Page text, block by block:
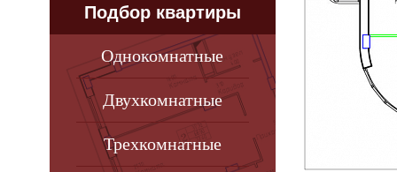
Подбор квартиры
Однокомнатные
Двухкомнатные
Трехкомнатные